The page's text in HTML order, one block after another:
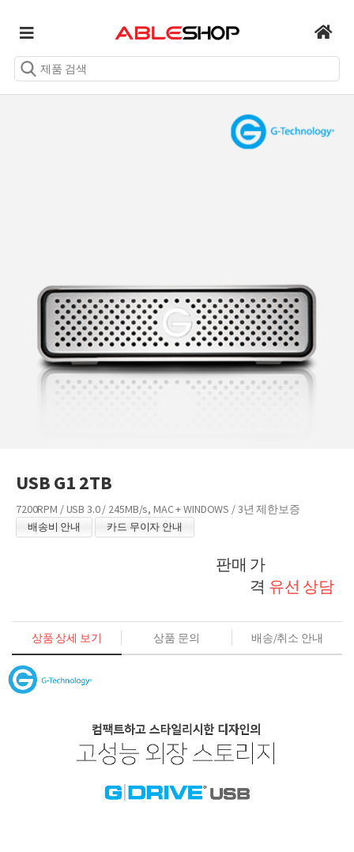
USB G1 2TB
7200RPM / USB 3.0 / 245MB/s, MAC + WINDOWS / 3년 제한보증
배송비 안내 카드 무이자 안내
판매 가
격 유선 상담
상품 상세 보기 상품 문의 배송/취소 안내